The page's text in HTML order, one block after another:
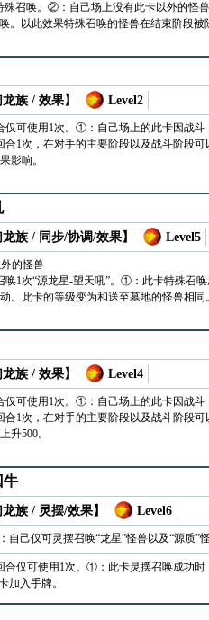
殊召唤。②：自己场上没有此卡以外的怪
。以此效果特殊召唤的怪兽在结束阶段被
龙族 / 效果】 Level2
可使用1次。①：自己场上的此卡因战斗
1次，在对手的主要阶段以及战斗阶段
影响。
龙族 / 同步/协调/效果】 Level5
的怪兽
唤1次“源龙星-望天吼”。①：此卡特殊召
。此卡的等级变为和送至墓地的怪兽相
龙族 / 效果】 Level4
可使用1次。①：自己场上的此卡因战斗
1次，在对手的主要阶段以及战斗阶段
升500。
牛
龙族 / 灵摆/效果】 Level6
自己仅可灵摆召唤“龙星”怪兽以及“源质”
合仅可使用1次。①：此卡灵摆召唤成功
加入手牌。